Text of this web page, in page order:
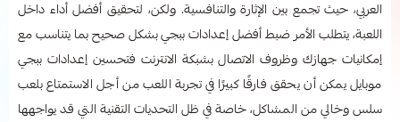
العربي، حيث تجمع بين الإثارة والتنافسية. ولكن، لتحقيق أفضل أداء داخل
اللعبة، يتطلب الأمر ضبط أفضل إعدادات ببجي​بشكل صحيح بما يتناسب مع
إمكانيات جهازك وظروف الاتصال بشبكة الانترنت فتحسين إعدادات ببجي
موبايل يمكن أن يحقق فارقًا كبيرًا في تجربة اللعب من أجل الاستمتاع بلعب
سلس وخالي من المشاكل، خاصة في ظل التحديات التقنية التي قد يواجهها